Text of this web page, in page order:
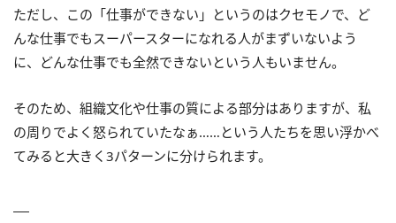
ただし、この「仕事ができない」というのはクセモノで、ど
んな仕事でもスーパースターになれる人がまずいないよう
に、どんな仕事でも全然できないという人もいません。
そのため、組織文化や仕事の質による部分はありますが、私
の周りでよく怒られていたなぁ……という人たちを思い浮かべ
てみると大きく3パターンに分けられます。